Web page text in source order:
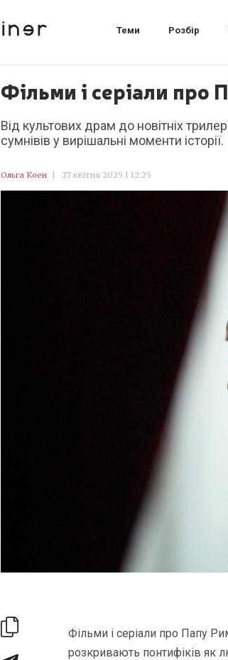
Теми Розбір
Фільми і серіали про
Від культових драм до новітніх
сумнівів у вирішальні моменти історії.
Ольга Коен 27 квітня 2025 | 12:25
Фільми і серіали про Папу
розкривають понтифіків як